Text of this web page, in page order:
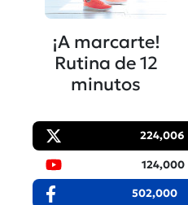
¡A marcarte!
Rutina de 12
minutos
224,006
124,000
502,000